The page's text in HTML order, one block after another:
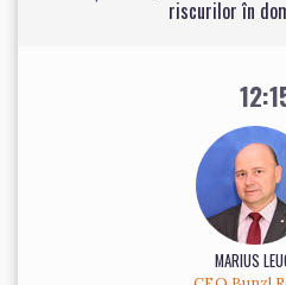
riscurilor în
MARIUS